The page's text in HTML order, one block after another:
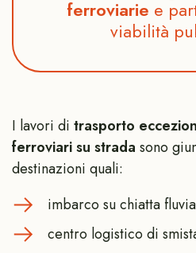
ferroviarie e
viabilità
I lavori di trasporto
ferroviari su strada sono
destinazioni quali:
imbarco su chiatta
centro logistico di